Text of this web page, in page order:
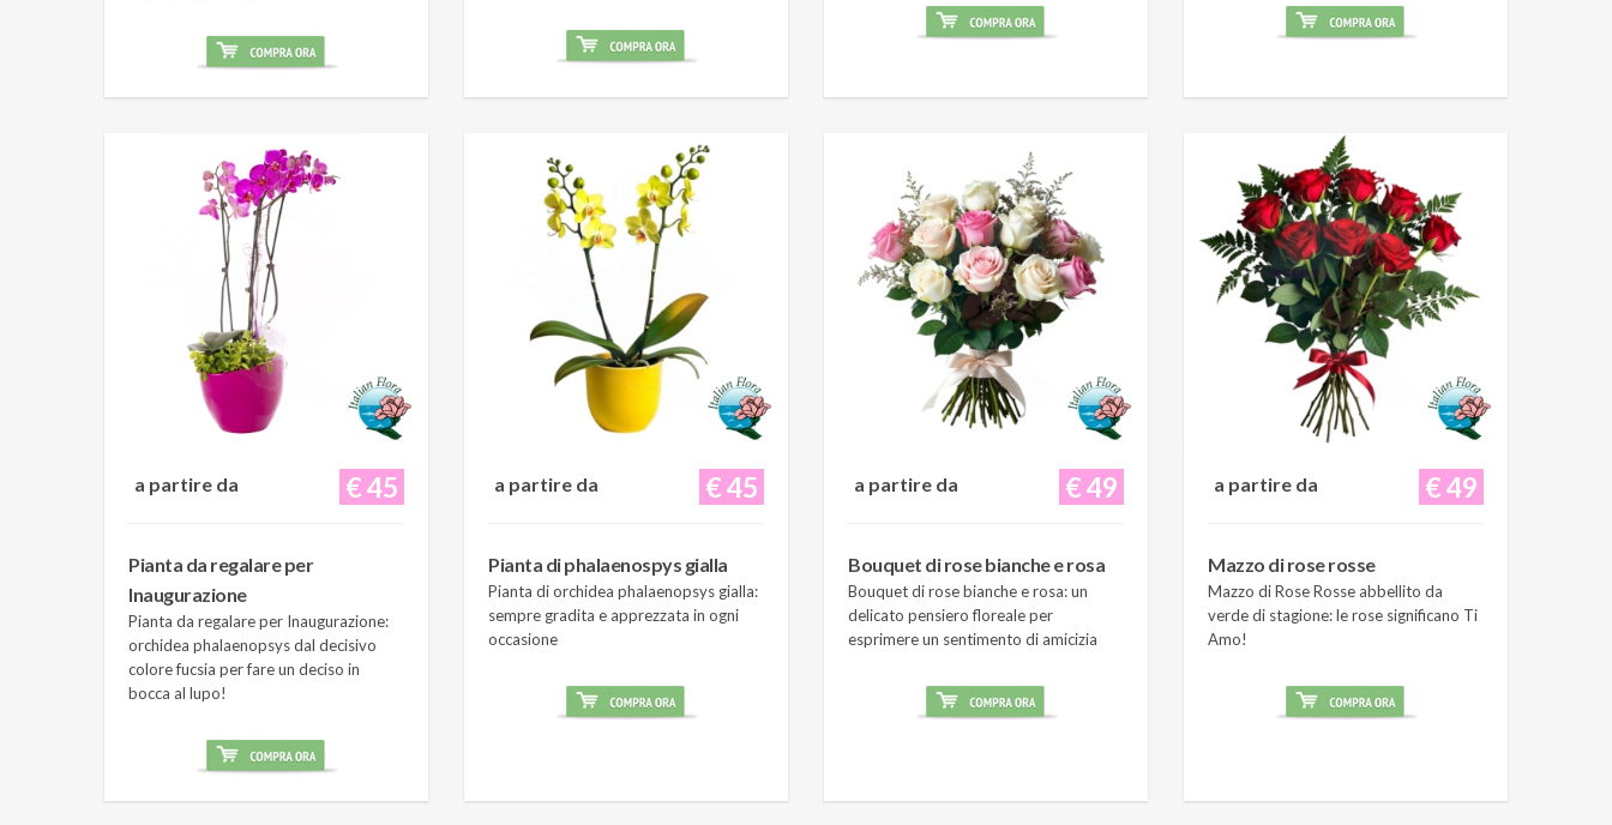
€ 45
a partire da
Pianta da regalare per
Inaugurazione
Pianta da regalare per Inaugurazione:
orchidea phalaenopsys dal decisivo
colore fucsia per fare un deciso in
bocca al lupo!
€ 45
a partire da
Pianta di phalaenospys gialla
Pianta di orchidea phalaenopsys gialla:
sempre gradita e apprezzata in ogni
occasione
€ 49
a partire da
Bouquet di rose bianche e rosa
Bouquet di rose bianche e rosa: un
delicato pensiero floreale per
esprimere un sentimento di amicizia
€ 49
a partire da
Mazzo di rose rosse
Mazzo di Rose Rosse abbellito da
verde di stagione: le rose significano Ti
Amo!